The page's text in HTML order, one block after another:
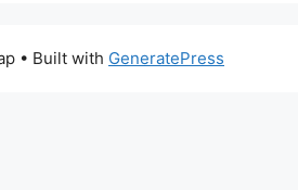
• Built with GeneratePress